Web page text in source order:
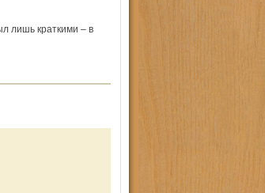
лишь краткими – в